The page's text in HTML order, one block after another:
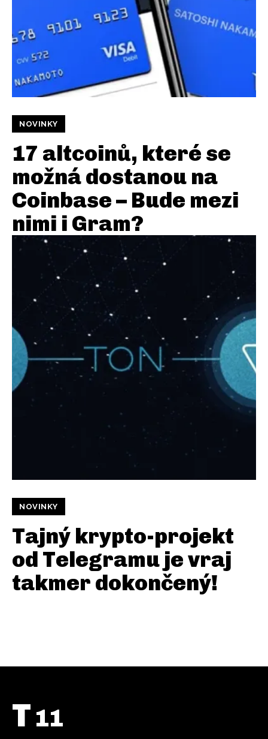
NOVINKY
17 altcoinů, které se
možná dostanou na
Coinbase – Bude mezi
nimi i Gram?
NOVINKY
Tajný krypto-projekt
od Telegramu je vraj
takmer dokončený!
T 11